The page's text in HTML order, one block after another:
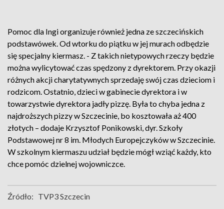
Pomoc dla Ingi organizuje również jedna ze szczecińskich
podstawówek. Od wtorku do piątku w jej murach odbędzie
się specjalny kiermasz. - Z takich nietypowych rzeczy będzie
można wylicytować czas spędzony z dyrektorem. Przy okazji
różnych akcji charytatywnych sprzedaję swój czas dzieciom i
rodzicom. Ostatnio, dzieci w gabinecie dyrektora i w
towarzystwie dyrektora jadły pizzę. Była to chyba jedna z
najdroższych pizzy w Szczecinie, bo kosztowała aż 400
złotych – dodaje Krzysztof Ponikowski, dyr. Szkoły
Podstawowej nr 8 im. Młodych Europejczyków w Szczecinie.
W szkolnym kiermaszu udział będzie mógł wziąć każdy, kto
chce pomóc dzielnej wojowniczce.
Źródło: TVP3 Szczecin